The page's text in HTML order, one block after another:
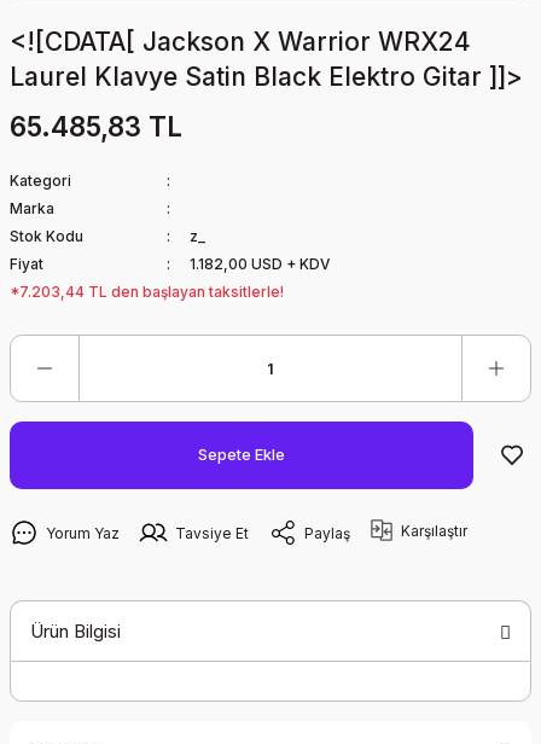
<![CDATA[ Jackson X Warrior WRX24
Laurel Klavye Satin Black Elektro Gitar ]]>
65.485,83 TL
Kategori
Marka
Stok Kodu
z_
Fiyat
1.182,00 USD + KDV
*7.203,44 TL den başlayan taksitlerle!
Sepete Ekle
Yorum Yaz Tavsiye Et Paylaş Karşılaştır
Ürün Bilgisi